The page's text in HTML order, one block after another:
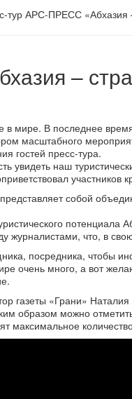
тур АРС-ПРЕСС «Абхазия
–
мире. В последнее
масштабного
гостей пресс-тура.
увидеть наш
собой
журналистами, что, в
посредника,
очень много, а вот
газеты «Грани»
можно
максимальное